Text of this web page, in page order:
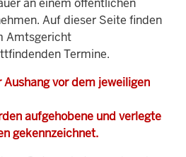
Auf dieser Seite finden
Amtsgericht
Termine.
vor dem jeweiligen
aufgehobene und verlegte
gekennzeichnet.